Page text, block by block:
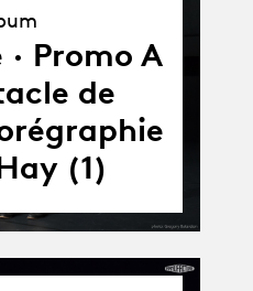
Album
Promo A
de
(1)